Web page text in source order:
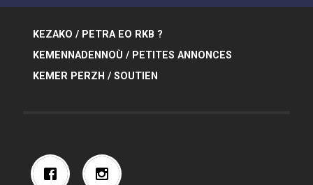
KEZAKO / PETRA EO RKB ?
KEMENNADENNOÙ / PETITES ANNONCES
KEMER PERZH / SOUTIEN